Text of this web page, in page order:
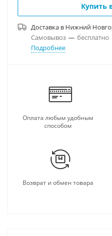
Купить
Доставка в Нижний
Самовывоз — бесплатно
Подробнее
Оплата любым удобным
способом
Возврат и обмен товара